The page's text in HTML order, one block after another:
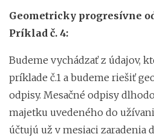
Geometricky progresívne
Príklad č. 4:
Budeme vychádzať z údajov,
príklade č.1 a budeme riešiť
odpisy. Mesačné odpisy
majetku uvedeného do
účtujú už v mesiaci zaradenia